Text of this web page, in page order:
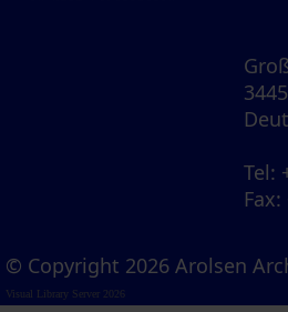
Tel:
Fax:
© Copyright 2026 Arolsen
Visual Library Server 2026